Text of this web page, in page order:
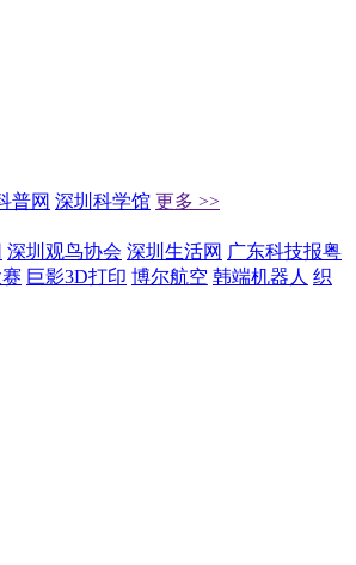
普网 深圳科学馆 更多 >>
深圳观鸟协会 深圳生活网 广东科技报粤
巨影3D打印 博尔航空 韩端机器人 织